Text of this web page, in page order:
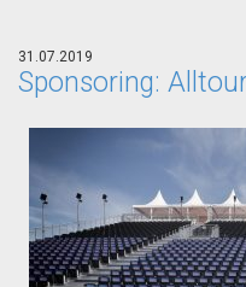
31.07.2019
Sponsoring: